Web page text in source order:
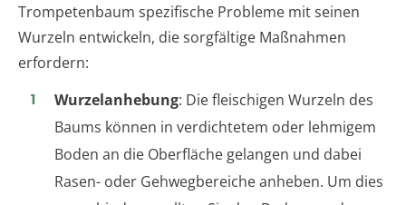
Trompetenbaum spezifische Probleme mit seinen
Wurzeln entwickeln, die sorgfältige Maßnahmen
erfordern:
Wurzelanhebung: Die fleischigen Wurzeln des
Baums können in verdichtetem oder lehmigem
Boden an die Oberfläche gelangen und dabei
Rasen- oder Gehwegbereiche anheben. Um dies